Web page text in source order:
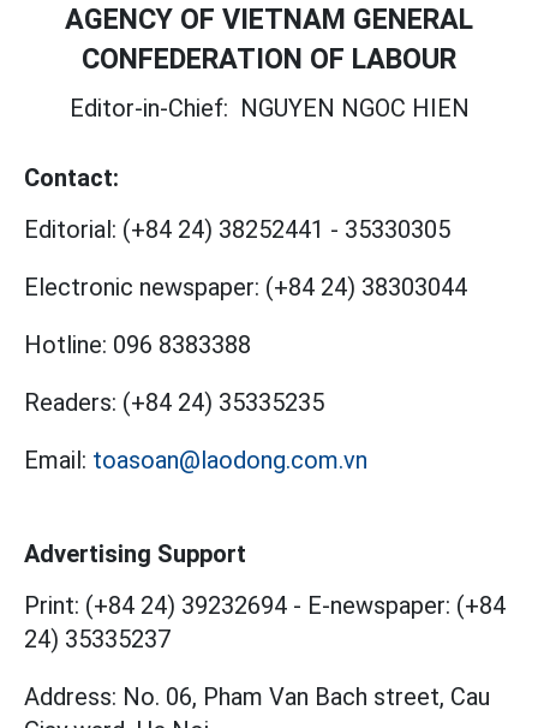
AGENCY OF VIETNAM GENERAL
CONFEDERATION OF LABOUR
Editor-in-Chief: NGUYEN NGOC HIEN
Contact:
Editorial: (+84 24) 38252441 - 35330305
Electronic newspaper: (+84 24) 38303044
Hotline: 096 8383388
Readers: (+84 24) 35335235
Email: toasoan@laodong.com.vn
Advertising Support
Print: (+84 24) 39232694 - E-newspaper: (+84
24) 35335237
Address: No. 06, Pham Van Bach street, Cau